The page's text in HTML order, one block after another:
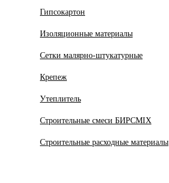
Гипсокартон
Изоляционные материалы
Сетки малярно-штукатурные
Крепеж
Утеплитель
Строительные смеси БИРСMIX
Строительные расходные материалы